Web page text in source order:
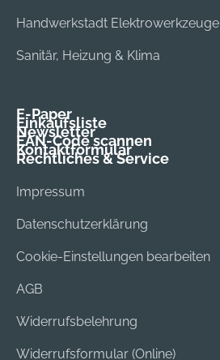
Handwerkstadt Elektrowerkzeuge
Sanitär, Heizung & Klima
E-Paper
Einkaufsliste
Newsletter
EAN-Code scannen
Kontaktformular
Rechtliches & Service
Impressum
Datenschutzerklärung
Cookie-Einstellungen bearbeiten
AGB
Widerrufsbelehrung
Widerrufsformular (Online)